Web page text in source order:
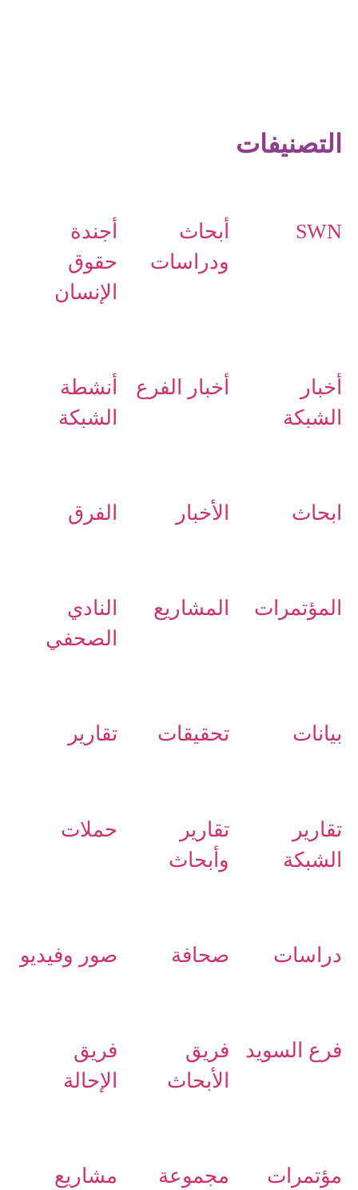
التصنيفات
SWN
أبحاث
ودراسات
أجندة
حقوق
الإنسان
أخبار
الشبكة
أخبار الفرع
أنشطة
الشبكة
ابحاث الأخبار الفرق
المؤتمرات المشاريع
النادي
الصحفي
بيانات تحقيقات تقارير
تقارير
الشبكة
تقارير
وأبحاث
حملات
دراسات صحافة صور وفيديو
فرع السويد
فريق
الأبحاث
فريق
الإحالة
مؤتمرات مجموعة مشاريع